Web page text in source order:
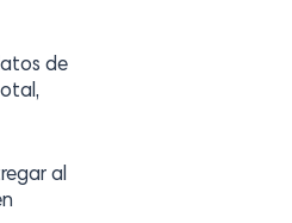
de
al